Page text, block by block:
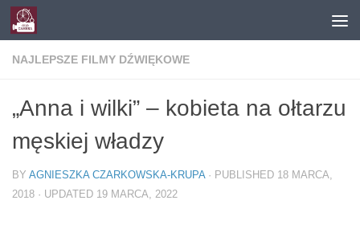
Skip to content
NAJLEPSZE FILMY DŹWIĘKOWE
„Anna i wilki” – kobieta na ołtarzu
męskiej władzy
BY AGNIESZKA CZARKOWSKA-KRUPA · PUBLISHED 18 MARCA,
2018 · UPDATED 19 MARCA, 2022